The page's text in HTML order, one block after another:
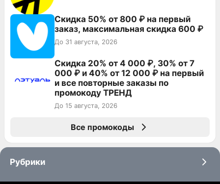
Скидка 50% от 800 ₽ на первый
заказ, максимальная скидка 600 ₽
До 31 августа, 2026
Скидка 20% от 4 000 ₽, 30% от 7
000 ₽ и 40% от 12 000 ₽ на первый
и все повторные заказы по
промокоду ТРЕНД
До 15 августа, 2026
Все промокоды
Рубрики